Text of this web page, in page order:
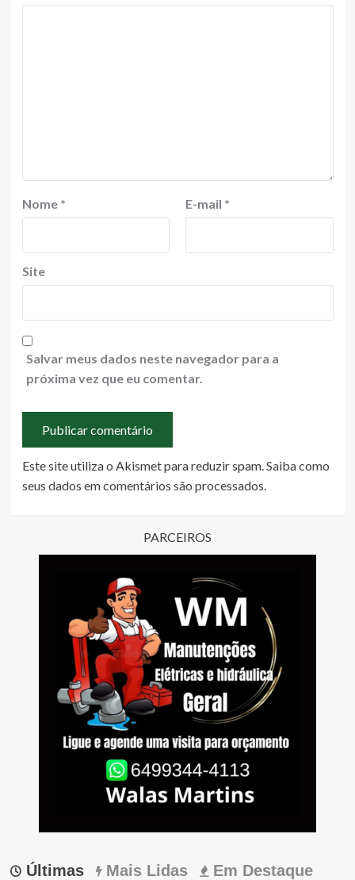
Nome * E-mail *
Site
Salvar meus dados neste navegador para a
próxima vez que eu comentar.
Este site utiliza o Akismet para reduzir spam.Saiba como
seus dados em comentários são processados.
PARCEIROS
Últimas Mais Lidas Em Destaque